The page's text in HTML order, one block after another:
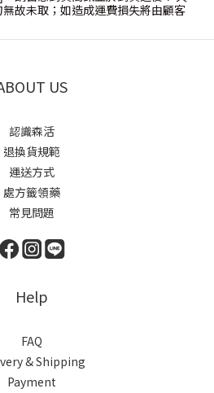
無故未取；如造成運費損失將由顧客
US
認識森活
退換貨規範
運送方式
處方籤領藥
常見問題
Help
FAQ
& Shipping
Payment